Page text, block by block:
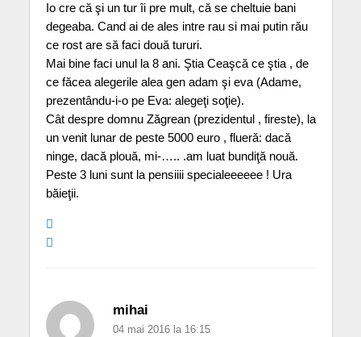
Io cre că şi un tur îi pre mult, că se cheltuie bani
degeaba. Cand ai de ales intre rau si mai putin rău
ce rost are să faci două tururi.
Mai bine faci unul la 8 ani. Ştia Ceaşcă ce ştia , de
ce făcea alegerile alea gen adam şi eva (Adame,
prezentându-i-o pe Eva: alegeţi soţie).
Cât despre domnu Zăgrean (prezidentul , fireste), la
un venit lunar de peste 5000 euro , flueră: dacă
ninge, dacă plouă, mi-….. .am luat bundiţă nouă.
Peste 3 luni sunt la pensiiii specialeeeeee ! Ura
băieţii.
mihai
04 mai 2016 la 16:15